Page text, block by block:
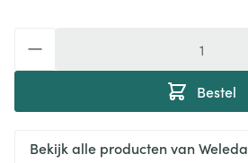
Bestel
Bekijk alle producten van Weleda